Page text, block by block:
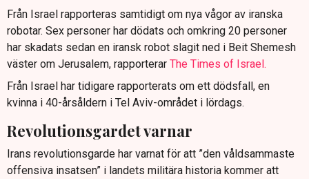
Från Israel rapporteras samtidigt om nya vågor av iranska
robotar. Sex personer har dödats och omkring 20 personer
har skadats sedan en iransk robot slagit ned i Beit Shemesh
väster om Jerusalem, rapporterar The Times of Israel.
Från Israel har tidigare rapporterats om ett dödsfall, en
kvinna i 40-årsåldern i Tel Aviv-området i lördags.
Revolutionsgardet varnar
Irans revolutionsgarde har varnat för att ”den våldsammaste
offensiva insatsen” i landets militära historia kommer att